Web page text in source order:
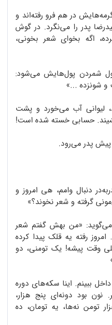
در هم فرو رفته‌اند و
پدر را می‌نگرد. در گوش
اگه بخوای شعر بخونی،
شمردن پول‌هایش می‌شود:
شونزده ...»
لیوانی آب می‌خورد و پشت
پیش پدر می‌رود.
دنبال وامم، هی امروز و
گرفته و شعر نخوند؟»
«من بهش گفتم شعر
رفته یه قلک پیدا کرده
وقت پیشه! یک تومنی، دو
ببینم. اینا سکه‌های دوره
بود دونه‌ای پنج هزار،
تومن نه‌ها، یه تومان، ده